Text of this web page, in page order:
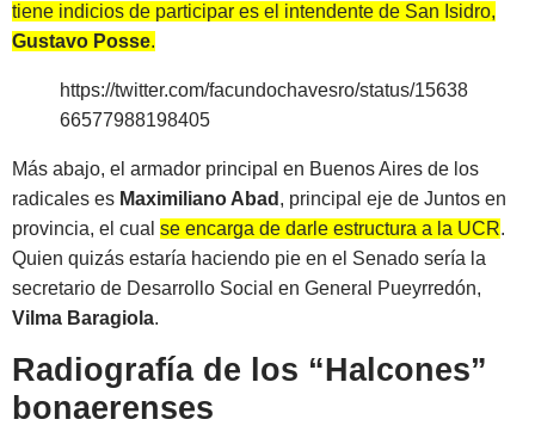
tiene indicios de participar es el intendente de San Isidro,
Gustavo Posse.
https://twitter.com/facundochavesro/status/15638
66577988198405
Más abajo, el armador principal en Buenos Aires de los
radicales es Maximiliano Abad , principal eje de Juntos en
provincia, el cual se encarga de darle estructura a la UCR.
Quien quizás estaría haciendo pie en el Senado sería la
secretario de Desarrollo Social en General Pueyrredón,
Vilma Baragiola.
Radiografía de los “Halcones”
bonaerenses